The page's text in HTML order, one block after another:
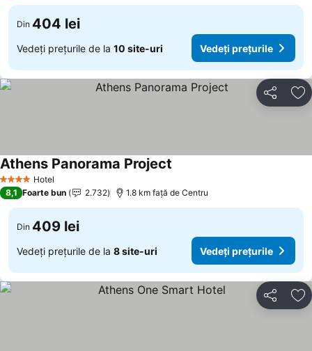
Din 404 lei
Vedeți prețurile de la 10 site-uri Vedeți prețurile
Distribuiți
4 Stele Hotel
Athens Panorama Project
8,1 Foarte bun 2.732 1.8 km faţă de Centru
Din 409 lei
Vedeți prețurile de la 8 site-uri Vedeți prețurile
Distribuiți